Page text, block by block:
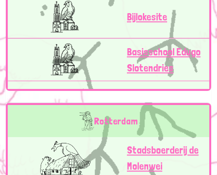
Bijlokesite
Basisschool Edugo
Slotendries
Rotterdam
Stadsboerderij de
Molenwei